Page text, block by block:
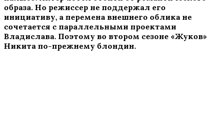
образа. Но режиссер не поддержал его
инициативу, а перемена внешнего облика не
сочетается с параллельными проектами
Владислава. Поэтому во втором сезоне «Жуков»
Никита по-прежнему блондин.